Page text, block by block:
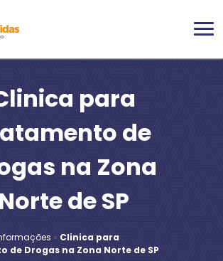
para
de
na Zona
Norte de SP
» Clinica para
de Drogas na Zona Norte de SP